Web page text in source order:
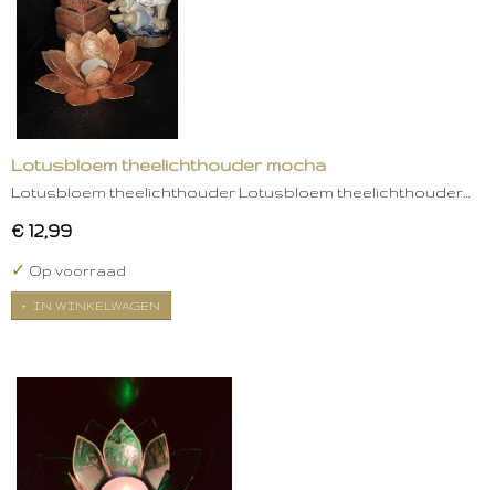
Lotusbloem theelichthouder mocha
Lotusbloem theelichthouder Lotusbloem theelichthouder…
€ 12,99
✓ Op voorraad
IN WINKELWAGEN